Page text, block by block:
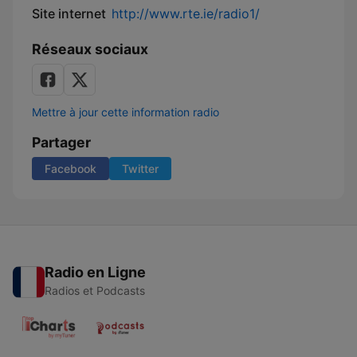
Site internet http://www.rte.ie/radio1/
Réseaux sociaux
Mettre à jour cette information radio
Partager
Facebook Twitter
Radio en Ligne
Radios et Podcasts